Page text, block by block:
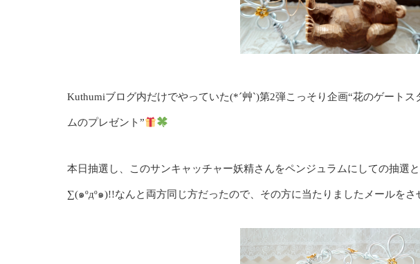
Kuthumiブログ内だけでやっていた(*´艸`)第2弾こっそり企画“花のゲート
ムのプレゼント”
本日抽選し、このサンキャッチャー妖精さんをペンジュラムにしての抽選
∑(๑ºдº๑)!!なんと両方同じ方だったので、その方に当たりましたメールをさ